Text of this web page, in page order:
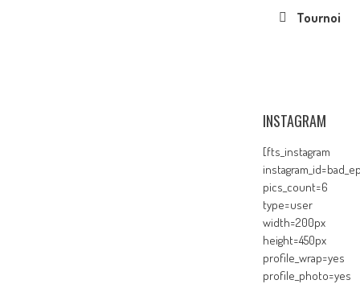
Tournoi
INSTAGRAM
[fts_instagram
pics_count=6
type=user
width=200px
height=450px
profile_wrap=yes
profile_photo=yes